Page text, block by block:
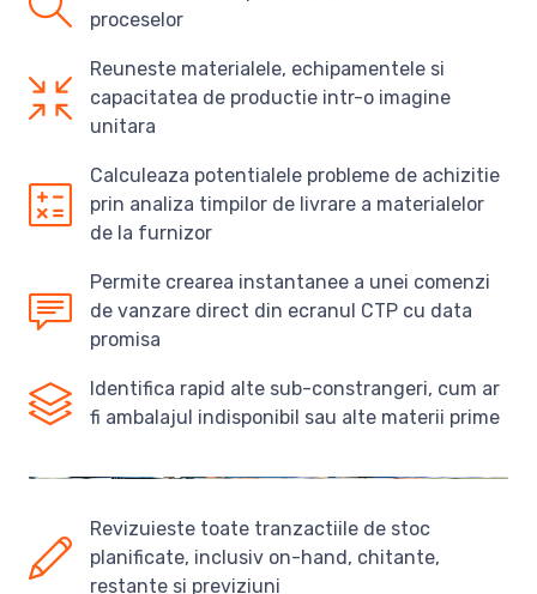
proceselor
Reuneste materialele, echipamentele si
capacitatea de productie intr-o imagine
unitara
Calculeaza potentialele probleme de achizitie
prin analiza timpilor de livrare a materialelor
de la furnizor
Permite crearea instantanee a unei comenzi
de vanzare direct din ecranul CTP cu data
promisa
Identifica rapid alte sub-constrangeri, cum ar
fi ambalajul indisponibil sau alte materii prime
Revizuieste toate tranzactiile de stoc
planificate, inclusiv on-hand, chitante,
restante si previziuni